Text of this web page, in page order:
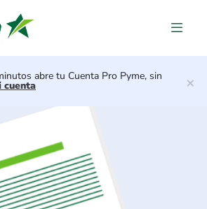
Como ser una
abre tu Cuenta Pro Pyme, sin ×